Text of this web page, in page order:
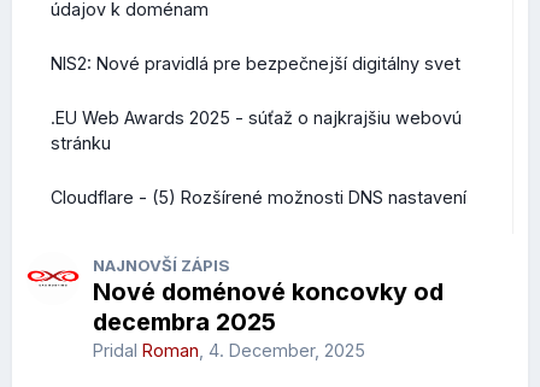
údajov k doménam
NIS2: Nové pravidlá pre bezpečnejší digitálny svet
.EU Web Awards 2025 - súťaž o najkrajšiu webovú
stránku
Cloudflare - (5) Rozšírené možnosti DNS nastavení
NAJNOVŠÍ ZÁPIS
Nové doménové koncovky od
decembra 2025
Pridal Roman 4. December, 2025